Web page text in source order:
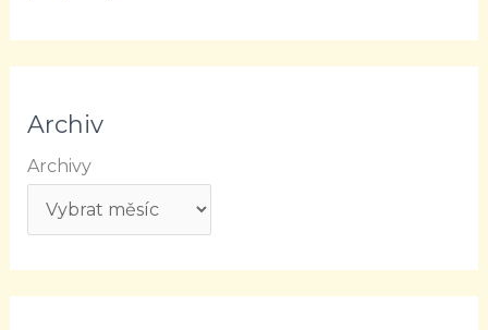
Archiv
Archivy